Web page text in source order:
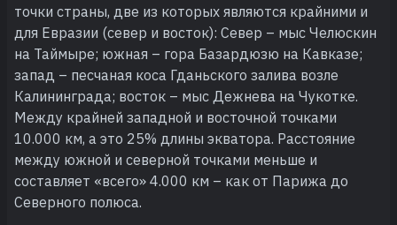
точки страны, две из которых являются крайними и
для Евразии (север и восток): Север – мыс Челюскин
на Таймыре; южная – гора Базардюзю на Кавказе;
запад – песчаная коса Гданьского залива возле
Калининграда; восток – мыс Дежнева на Чукотке.
Между крайней западной и восточной точками
10.000 км, а это 25% длины экватора. Расстояние
между южной и северной точками меньше и
составляет «всего» 4.000 км – как от Парижа до
Северного полюса.